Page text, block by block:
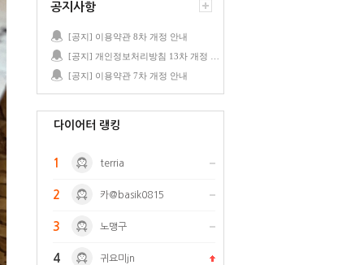
공지사항
[공지] 이용약관 8차 개정 안내
[공지] 이용약관 7차 개정 안내
다이어터 랭킹
1 terria
2 카@basik0815
3 노맹구
4 귀요미jn